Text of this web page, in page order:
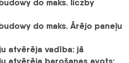
do maks. liczby
do maks. Ārējo paneļu
atvērēja vadība: jā